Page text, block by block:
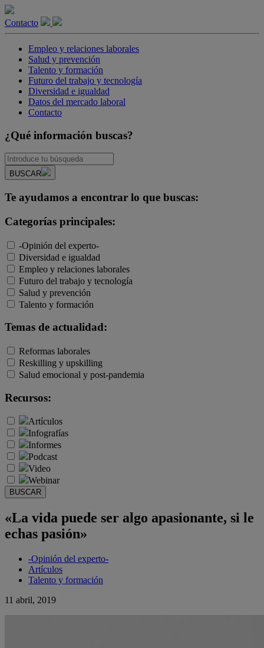
Contacto
Empleo y relaciones laborales
Salud y prevención
Talento y formación
Futuro del trabajo y tecnología
Diversidad e igualdad
Datos del mercado laboral
Contacto
¿Qué información buscas?
BUSCAR
Te ayudamos a encontrar lo que buscas:
Categorías principales:
-Opinión del experto-
Diversidad e igualdad
Empleo y relaciones laborales
Futuro del trabajo y tecnología
Salud y prevención
Talento y formación
Temas de actualidad:
Reformas laborales
Reskilling y upskilling
Salud emocional y post-pandemia
Recursos:
Artículos
Infografías
Informes
Podcast
Video
Webinar
BUSCAR
«La vida puede ser algo apasionante, si le
echas pasión»
-Opinión del experto-
Artículos
Talento y formación
11 abril, 2019